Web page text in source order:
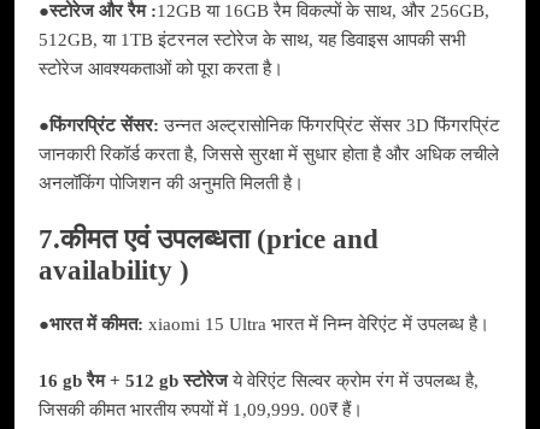
●स्टोरेज और रैम :12GB या 16GB रैम विकल्पों के साथ, और 256GB,
512GB, या 1TB इंटरनल स्टोरेज के साथ, यह डिवाइस आपकी सभी
स्टोरेज आवश्यकताओं को पूरा करता है।
●फिंगरप्रिंट सेंसर:उन्नत अल्ट्रासोनिक फिंगरप्रिंट सेंसर 3D फिंगरप्रिंट
जानकारी रिकॉर्ड करता है, जिससे सुरक्षा में सुधार होता है और अधिक लचीले
अनलॉकिंग पोजिशन की अनुमति मिलती है।
7.कीमत एवं उपलब्धता (price and
availability )
●भारत में कीमत: xiaomi 15 Ultra भारत में निम्न वेरिएंट में उपलब्ध है।
16 gb रैम + 512 gb स्टोरेजये वेरिएंट सिल्वर क्रोम रंग में उपलब्ध है,
जिसकी कीमत भारतीय रुपयों में 1,09,999. 00₹ हैं।